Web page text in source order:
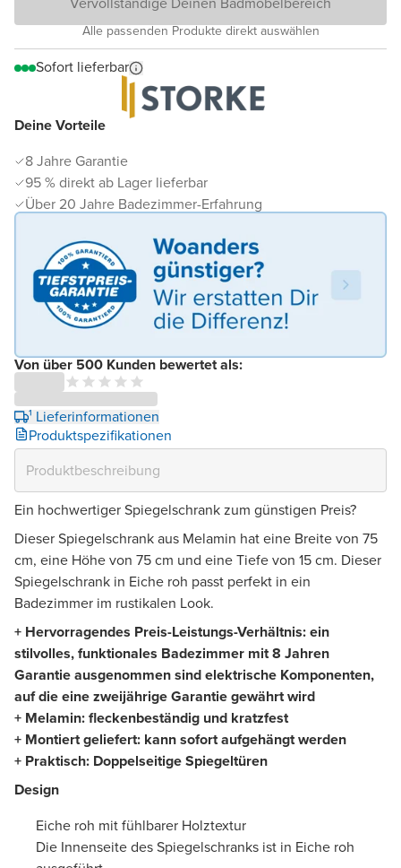
Deine Vorteile
8 Jahre Garantie
95 % direkt ab Lager lieferbar
Über 20 Jahre Badezimmer-Erfahrung
Von über 500 Kunden bewertet als:
¹ Lieferinformationen
Produktspezifikationen
Alle passenden Produkte direkt auswählen
Sofort lieferbar
Ein hochwertiger Spiegelschrank zum günstigen Preis?
Dieser Spiegelschrank aus Melamin hat eine Breite von 75
cm, eine Höhe von 75 cm und eine Tiefe von 15 cm. Dieser
Spiegelschrank in Eiche roh passt perfekt in ein
Badezimmer im rustikalen Look.
+ Hervorragendes Preis-Leistungs-Verhältnis: ein
stilvolles, funktionales Badezimmer mit 8 Jahren
Garantie ausgenommen sind elektrische Komponenten,
auf die eine zweijährige Garantie gewährt wird
+ Melamin: fleckenbeständig und kratzfest
+ Montiert geliefert: kann sofort aufgehängt werden
+ Praktisch: Doppelseitige Spiegeltüren
Design
Eiche roh mit fühlbarer Holztextur
Die Innenseite des Spiegelschranks ist in Eiche roh